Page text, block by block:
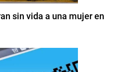
sin vida a una mujer en